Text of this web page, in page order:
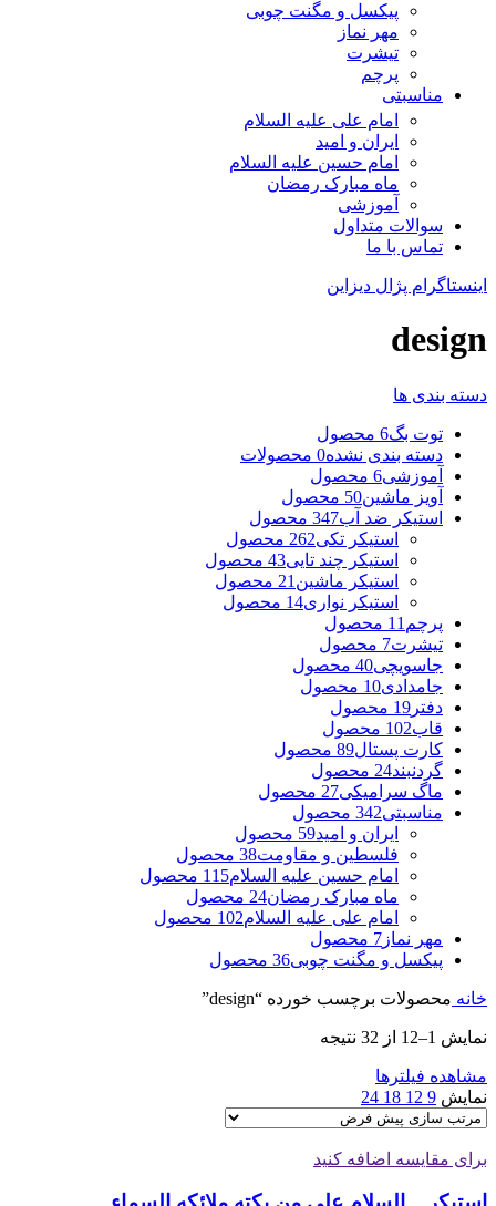
پیکسل و مگنت چوبی
مهر نماز
تیشرت
پرچم
مناسبتی
امام علی علیه السلام
ایران و امید
امام حسین علیه السلام
ماه مبارک رمضان
آموزشی
سوالات متداول
تماس با ما
اینستاگرام پژال دیزاین
design
دسته بندی ها
توت بگ6 محصول
دسته بندی نشده0 محصولات
آموزشی6 محصول
آویز ماشین50 محصول
استیکر ضد آب347 محصول
استیکر تکی262 محصول
استیکر چند تایی43 محصول
استیکر ماشین 21 محصول
استیکر نواری14 محصول
پرچم 11 محصول
تیشرت7 محصول
جاسویچی40 محصول
جامدادی10 محصول
دفتر 19 محصول
قاب102 محصول
کارت پستال89 محصول
گردنبند24 محصول
ماگ سرامیکی27 محصول
مناسبتی342 محصول
ایران و امید59 محصول
فلسطین و مقاومت38 محصول
امام حسین علیه السلام115 محصول
ماه مبارک رمضان24 محصول
امام علی علیه السلام102 محصول
مهر نماز 7 محصول
پیکسل و مگنت چوبی36 محصول
خانه محصولات برچسب خورده “design”
نمایش 1–12 از 32 نتیجه
مشاهده فیلترها
نمایش 9
12
18
24
برای مقایسه اضافه کنید